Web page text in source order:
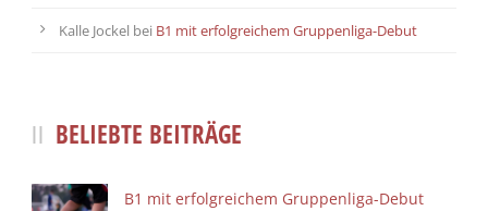
Kalle Jockel bei B1 mit erfolgreichem Gruppenliga-Debut
BELIEBTE BEITRÄGE
B1 mit erfolgreichem Gruppenliga-Debut